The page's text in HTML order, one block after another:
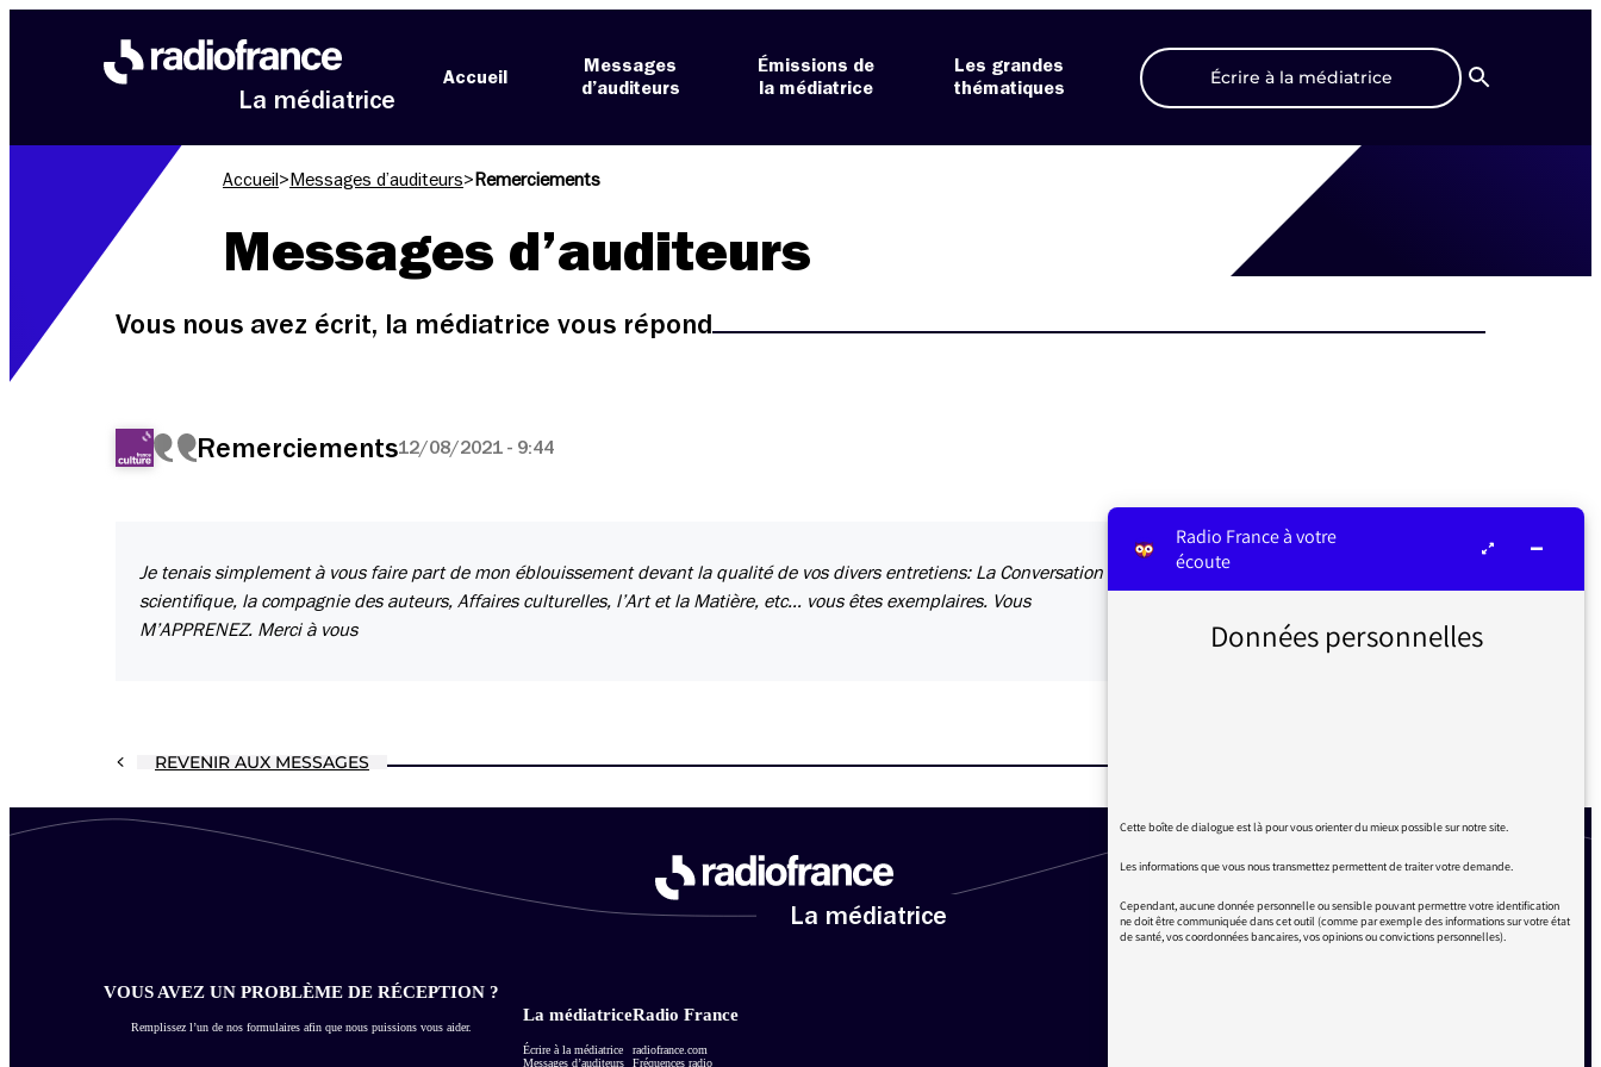
La médiatrice
Accueil
Messages
d’auditeurs
Émissions de
la médiatrice
Les grandes
thématiques
Écrire à la médiatrice
Recherche
Accueil > Messages d’auditeurs> Remerciements
Messages d’auditeurs
Vous nous avez écrit, la médiatrice vous répond
Remerciements12/08/2021 - 9:44
Je tenais simplement à vous faire part de mon éblouissement devant la qualité de vos divers entretiens: La Conversation
scientifique, la compagnie des auteurs, Affaires culturelles, l’Art et la Matière, etc… vous êtes exemplaires. Vous
M’APPRENEZ. Merci à vous
REVENIR AUX MESSAGES
La médiatrice
VOUS AVEZ UN PROBLÈME DE RÉCEPTION ?
Remplissez l’un de nos formulaires afin que nous puissions vous aider.
La médiatrice
Écrire à la médiatrice
Messages d’auditeurs
Radio France
radiofrance.com
Fréquences radio
Radio France à votre
écoute
Données personnelles
Cette boîte de dialogue est là pour vous orienter du mieux possible sur notre site.
Les informations que vous nous transmettez permettent de traiter votre demande.
Cependant, aucune donnée personnelle ou sensible pouvant permettre votre identification
ne doit être communiquée dans cet outil (comme par exemple des informations sur votre état
de santé, vos coordonnées bancaires, vos opinions ou convictions personnelles).